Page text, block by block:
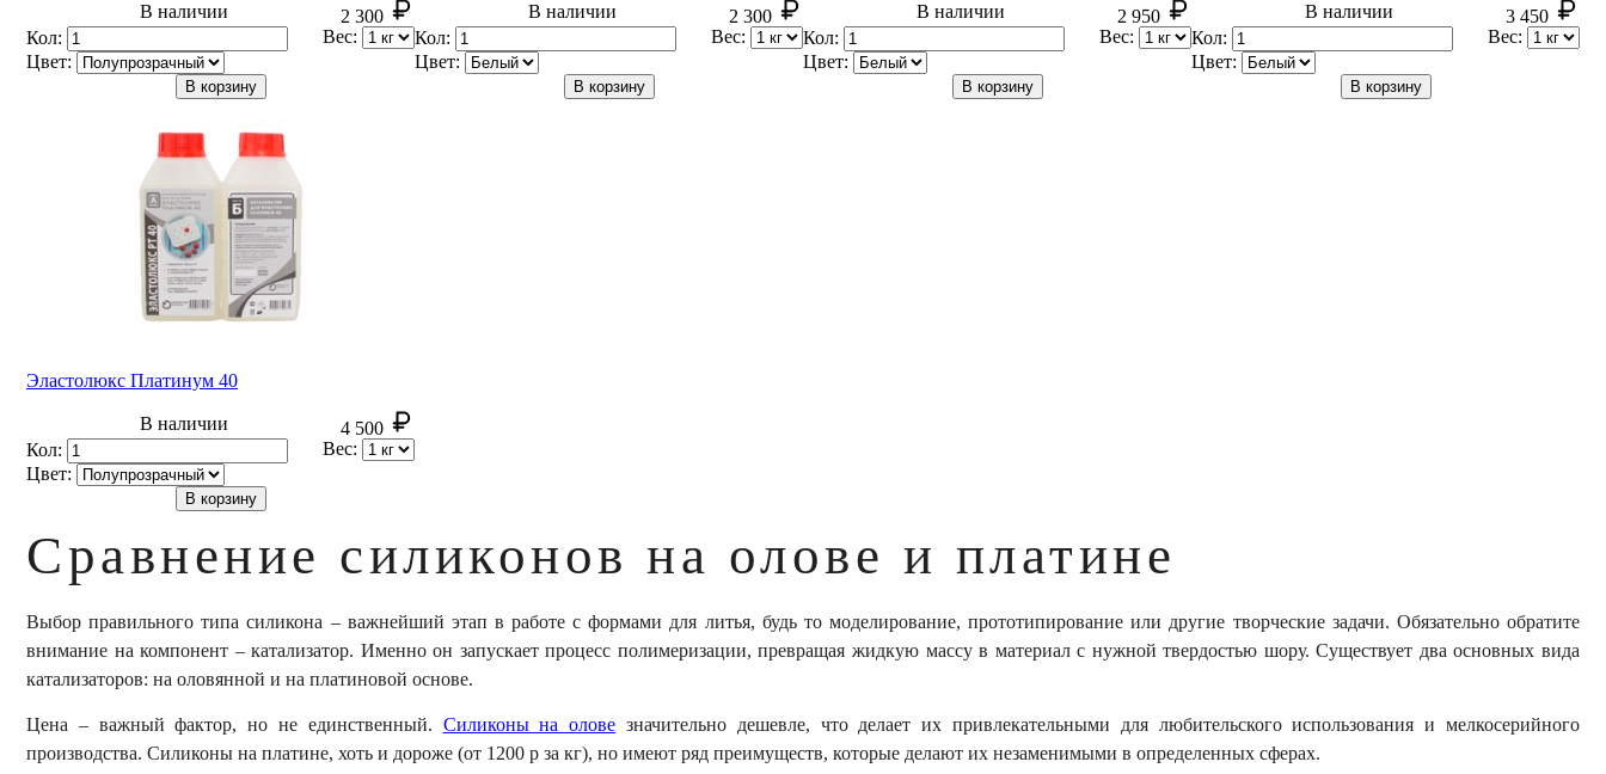
В наличии
2 300
Кол:
Вес:
Цвет:
В корзину
В наличии
2 300
Кол:
Вес:
Цвет:
В корзину
В наличии
2 950
Кол:
Вес:
Цвет:
В корзину
В наличии
3 450
Кол:
Вес:
Цвет:
В корзину
Эластолюкс Платинум 40
В наличии
4 500
Кол:
Вес:
Цвет:
В корзину
Сравнение силиконов на олове и платине
Выбор правильного типа силикона – важнейший этап в работе с формами для литья, будь то моделирование, прототипирование или другие творческие задачи. Обязательно обратите
внимание на компонент – катализатор. Именно он запускает процесс полимеризации, превращая жидкую массу в материал с нужной твердостью шору. Существует два основных вида
катализаторов: на оловянной и на платиновой основе.
Цена – важный фактор, но не единственный. Силиконы на олове значительно дешевле, что делает их привлекательными для любительского использования и мелкосерийного
производства. Силиконы на платине, хоть и дороже (от 1200 р за кг), но имеют ряд преимуществ, которые делают их незаменимыми в определенных сферах.